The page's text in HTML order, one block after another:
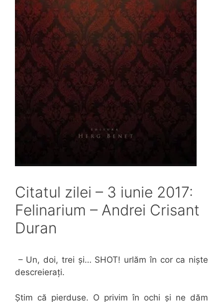
Citatul zilei – 3 iunie 2017:
Felinarium – Andrei Crisant
Duran
– Un, doi, trei și… SHOT! urlăm în cor ca niște
descreierați.
Știm că pierduse. O privim în ochi și ne dăm